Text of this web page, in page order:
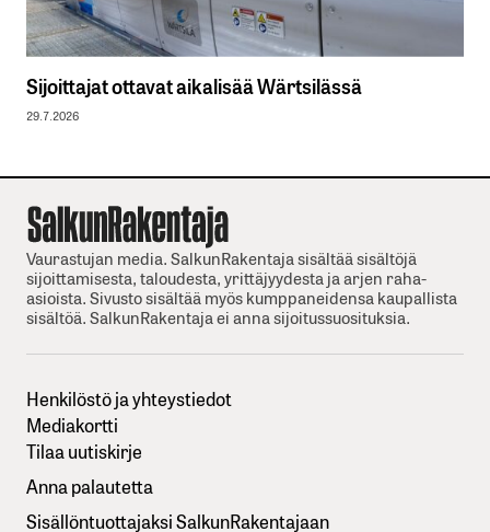
Sijoittajat ottavat aikalisää Wärtsilässä
29.7.2026
Vaurastujan media. SalkunRakentaja sisältää sisältöjä
sijoittamisesta, taloudesta, yrittäjyydesta ja arjen raha-
asioista. Sivusto sisältää myös kumppaneidensa kaupallista
sisältöä. SalkunRakentaja ei anna sijoitussuosituksia.
Henkilöstö ja yhteystiedot
Mediakortti
Tilaa uutiskirje
Anna palautetta
Sisällöntuottajaksi SalkunRakentajaan